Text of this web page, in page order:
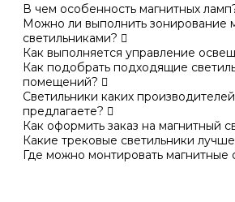
В чем особенность магнитных
Можно ли выполнить зонирование
светильниками?
Как выполняется управление
Как подобрать подходящие
помещений?
Светильники каких
предлагаете?
Как оформить заказ на магнитный
Какие трековые светильники
Где можно монтировать магнитные